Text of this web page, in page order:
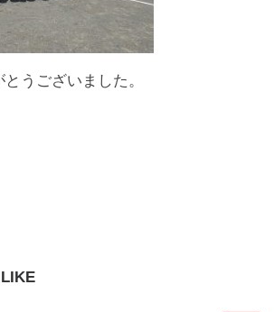
うございました。